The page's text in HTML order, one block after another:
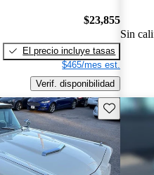
$23,855
El precio incluye tasas
$465/mes est.
Verif. disponibilidad
Sin
Guarda